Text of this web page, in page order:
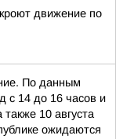
движение по
По данным
с 14 до 16 часов и
также 10 августа
ожидаются